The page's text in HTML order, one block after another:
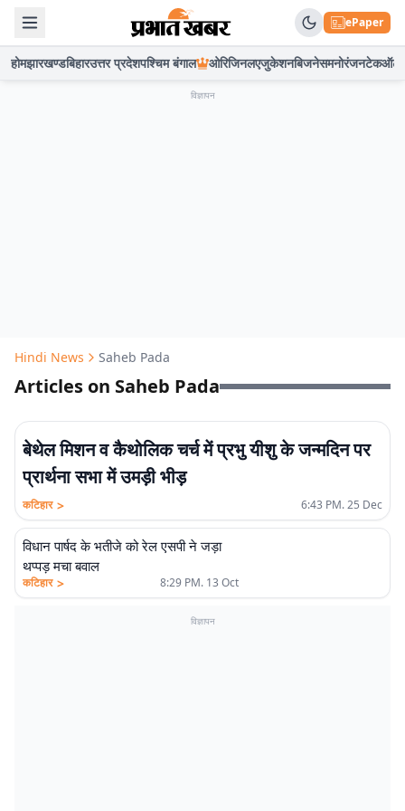
ePaper
होमझारखण्डबिहारउत्तर प्रदेशपश्चिम बंगाल ओरिजिनलएजुकेशनबिजनेसमनोरंजनटेकऑटो
विज्ञापन
Hindi News Saheb Pada
Articles on Saheb Pada
बेथेल मिशन व कैथोलिक चर्च में प्रभु यीशु के जन्मदिन पर
प्रार्थना सभा में उमड़ी भीड़
कटिहार > 6:43 PM. 25 Dec
विधान पार्षद के भतीजे को रेल एसपी ने जड़ा
थप्पड़ मचा बवाल
कटिहार > 8:29 PM. 13 Oct
विज्ञापन